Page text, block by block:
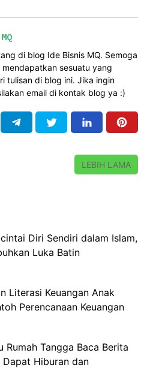
di blog Ide Bisnis MQ. Semoga
mendapatkan sesuatu yang
tulisan di blog ini. Jika ingin
email di kontak blog ya :)
LEBIH LAMA
Diri Sendiri dalam Islam,
Luka Batin
Literasi Keuangan Anak
Perencanaan Keuangan
Rumah Tangga Baca Berita
Hiburan dan